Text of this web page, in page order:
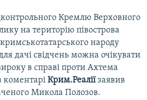
Кремлю Верховного
на територію півострова
народу
дачі свідчень можна очікувати
в справі проти Ахтема
коментарі Крим.Реаліїзаявив
Микола Полозов.